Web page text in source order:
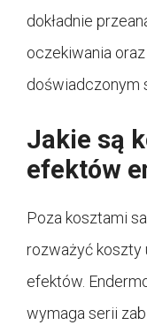
dokładnie
oczekiwania
doświadczonym
Jakie są
efektów
Poza kosztami
rozważyć koszty
efektów.
wymaga serii